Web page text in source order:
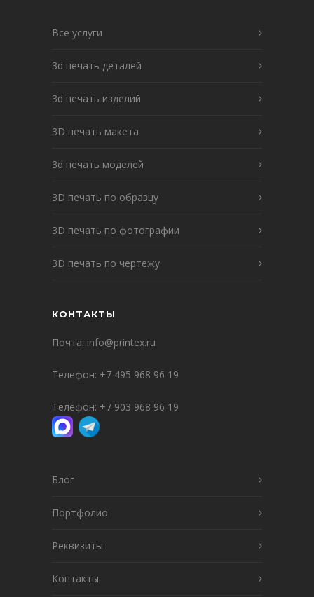
Все услуги
3d печать деталей
3d печать изделий
3D печать макета
3d печать моделей
3D печать по образцу
3D печать по фотографии
3D печать по чертежу
КОНТАКТЫ
Почта: info@printex.ru
Телефон: +7 495 968 96 19
Телефон: +7 903 968 96 19
Блог
Портфолио
Реквизиты
Контакты